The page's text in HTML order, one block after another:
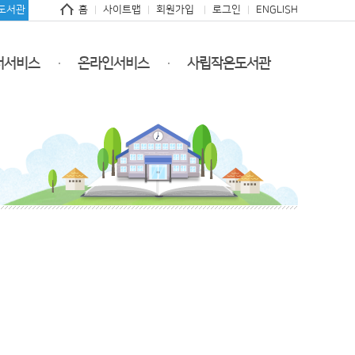
서관 홈 사이트맵 회원가입 로그인 ENGLISH
서비스 온라인서비스 사립작은도서관